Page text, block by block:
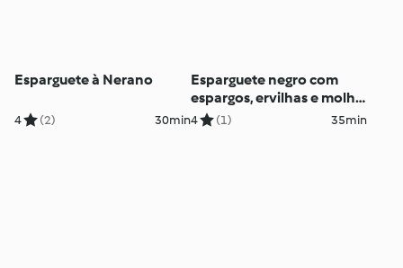
Esparguete à Nerano
4 (2) 30min
Esparguete negro com
espargos, ervilhas e molho
holandês
4 (1) 35min